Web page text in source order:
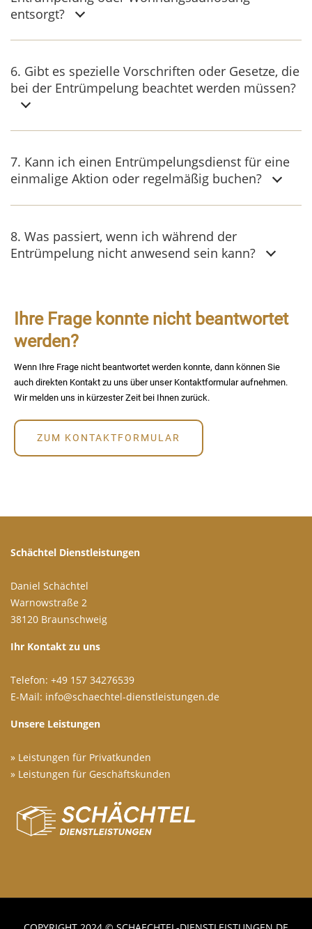
entsorgt?
6. Gibt es spezielle Vorschriften oder Gesetze, die
bei der Entrümpelung beachtet werden müssen?
7. Kann ich einen Entrümpelungsdienst für eine
einmalige Aktion oder regelmäßig buchen?
8. Was passiert, wenn ich während der
Entrümpelung nicht anwesend sein kann?
Ihre Frage konnte nicht beantwortet
werden?
Wenn Ihre Frage nicht beantwortet werden konnte, dann können Sie
auch direkten Kontakt zu uns über unser Kontaktformular aufnehmen.
Wir melden uns in kürzester Zeit bei Ihnen zurück.
ZUM KONTAKTFORMULAR
Schächtel Dienstleistungen
Daniel Schächtel
Warnowstraße 2
38120 Braunschweig
Ihr Kontakt zu uns
Telefon: +49 157 34276539
E-Mail: info@schaechtel-dienstleistungen.de
Unsere Leistungen
» Leistungen für Privatkunden
» Leistungen für Geschäftskunden